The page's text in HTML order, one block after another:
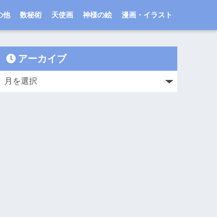
他 数秘術 天使画 神様の絵 漫画・イラスト
アーカイブ